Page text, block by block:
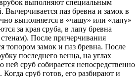
врубок выполняют специальным
Вычерчивается паз бревна и замок в
выполняется в «чашу» или «лапу»
за края сруба, в лапу бревна
После причерчивания
топором замок и паз бревна. После
последнего венца, на углах
ней сруб собирается непосредственно
Когда сруб готов, его разбирают и